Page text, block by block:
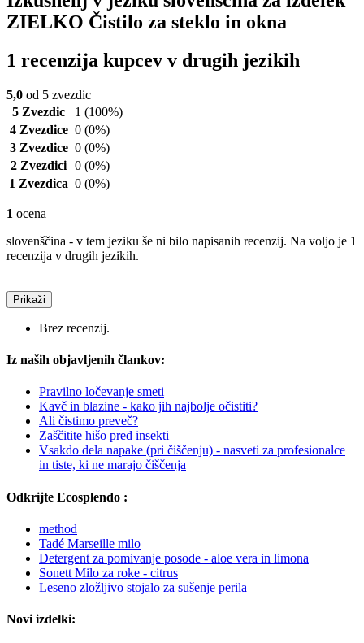
ZIELKO Čistilo za steklo in okna
1 recenzija kupcev v drugih jezikih
5,0 od 5 zvezdic
5 Zvezdic
1 (100%)
4 Zvezdice 0 (0%)
3 Zvezdice 0 (0%)
2 Zvezdici 0 (0%)
1 Zvezdica 0 (0%)
1 ocena
slovenščina - v tem jeziku še ni bilo napisanih recenzij. Na voljo je 1
recenzija v drugih jezikih.
Prikaži
Brez recenzij.
Iz naših objavljenih člankov:
Pravilno ločevanje smeti
Kavč in blazine - kako jih najbolje očistiti?
Ali čistimo preveč?
Zaščitite hišo pred insekti
Vsakdo dela napake (pri čiščenju) - nasveti za profesionalce
in tiste, ki ne marajo čiščenja
Odkrijte Ecosplendo :
method
Tadé Marseille milo
Detergent za pomivanje posode - aloe vera in limona
Sonett Milo za roke - citrus
Leseno zložljivo stojalo za sušenje perila
Novi izdelki: